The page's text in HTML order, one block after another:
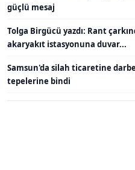
güçlü mesaj
Tolga Birgücü yazdı: Rant
akaryakıt istasyonuna duvar...
Samsun'da silah ticaretine
tepelerine bindi